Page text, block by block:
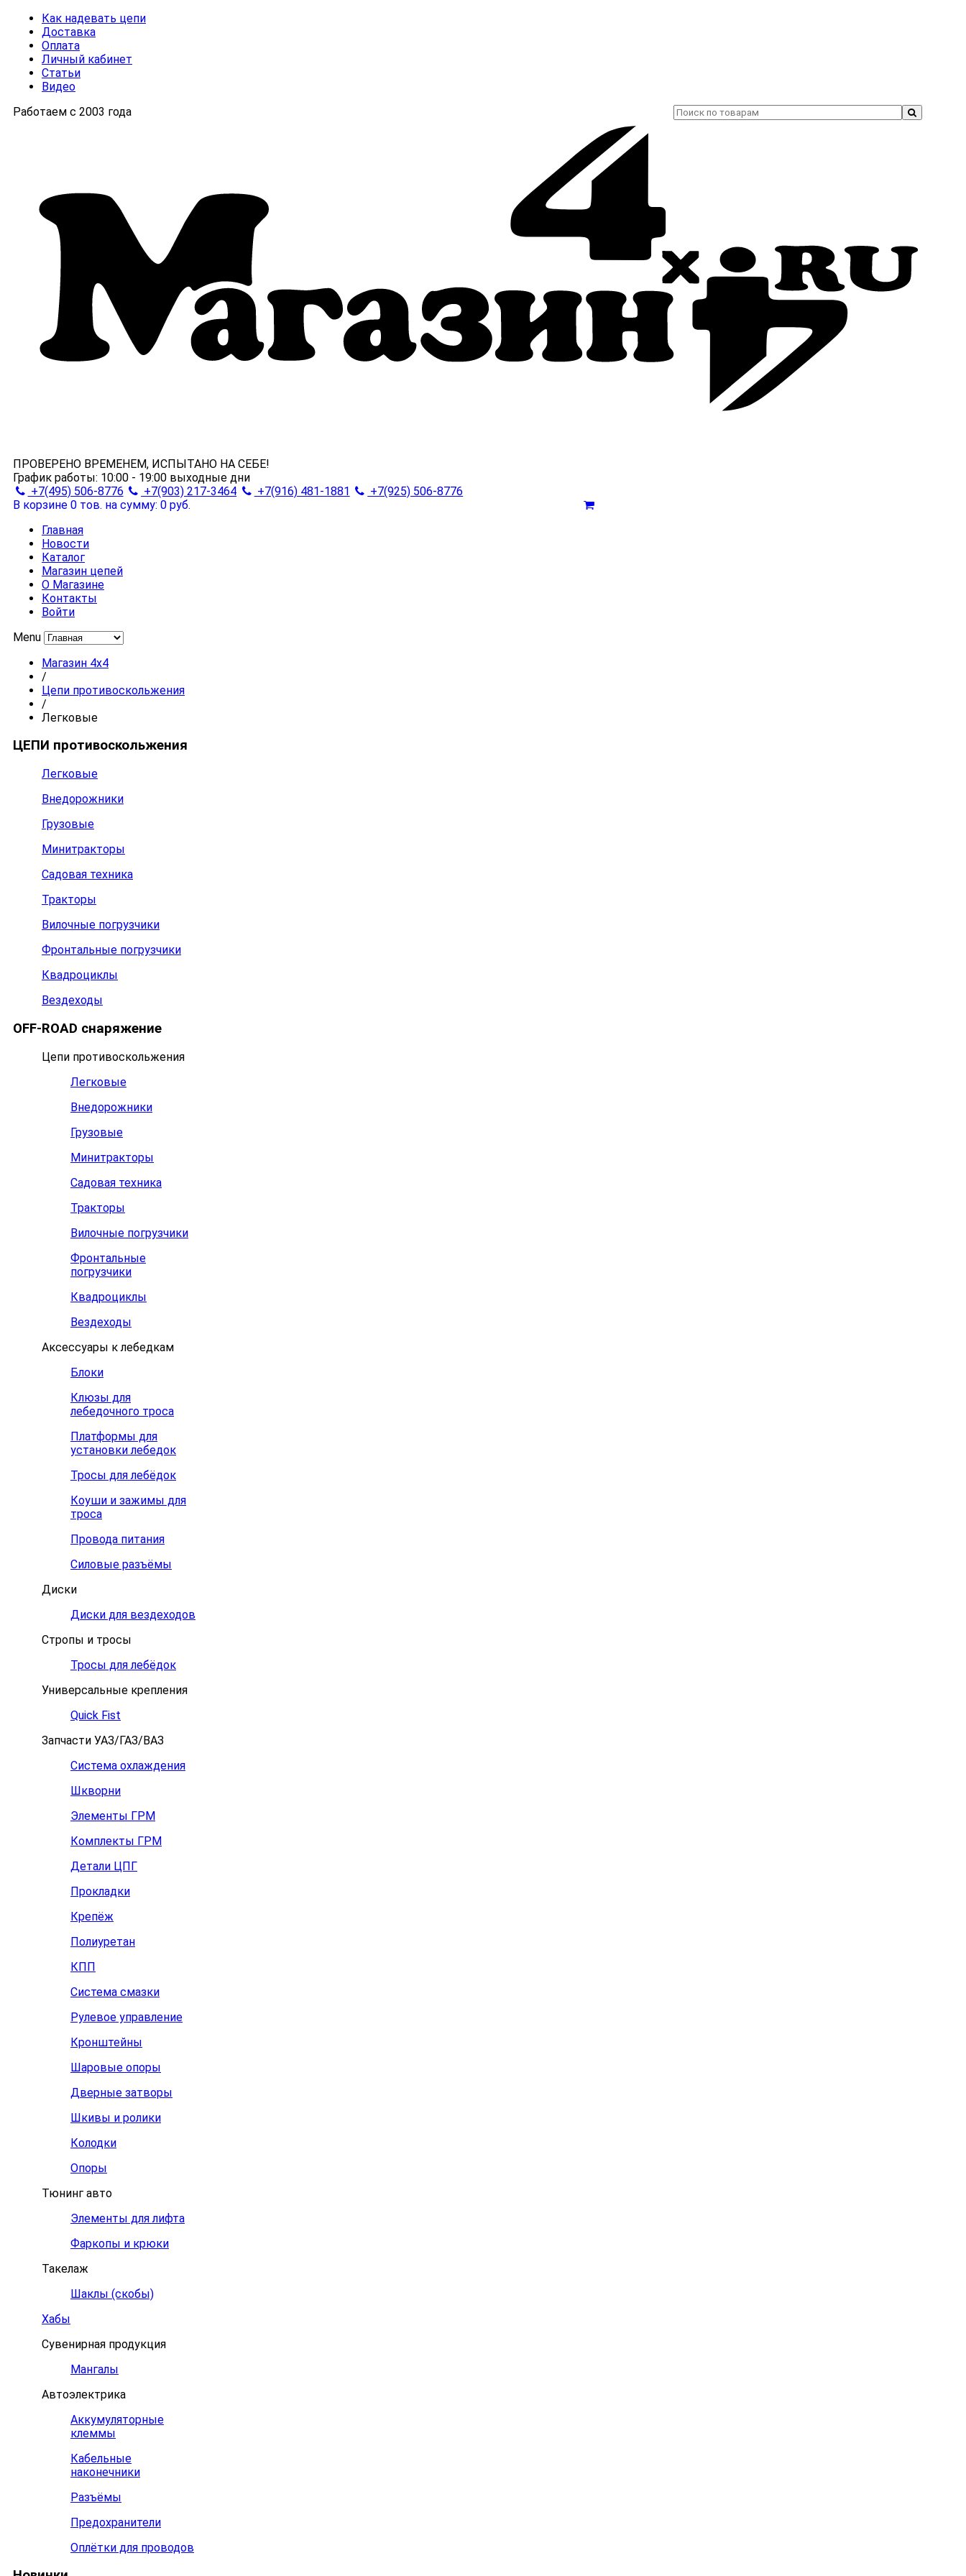
Как надевать цепи
Доставка
Оплата
Личный кабинет
Статьи
Видео
Работаем с 2003 года
ПРОВЕРЕНО ВРЕМЕНЕМ, ИСПЫТАНО НА СЕБЕ!
График работы: 10:00 - 19:00 выходные дни
+7(495) 506-8776
+7(903) 217-3464 +7(916) 481-1881
+7(925) 506-8776
В корзине 0 тов. на сумму: 0 руб.
Главная
Новости
Каталог
Магазин цепей
О Магазине
Контакты
Войти
Menu
Магазин 4x4
/
Цепи противоскольжения
/
Легковые
ЦЕПИ противоскольжения
Легковые
Внедорожники
Грузовые
Минитракторы
Садовая техника
Тракторы
Вилочные погрузчики
Фронтальные погрузчики
Квадроциклы
Вездеходы
OFF-ROAD снаряжение
Цепи противоскольжения
Легковые
Внедорожники
Грузовые
Минитракторы
Садовая техника
Тракторы
Вилочные погрузчики
Фронтальные
погрузчики
Квадроциклы
Вездеходы
Аксессуары к лебедкам
Блоки
Клюзы для
лебедочного троса
Платформы для
установки лебедок
Тросы для лебёдок
Коуши и зажимы для
троса
Провода питания
Силовые разъёмы
Диски
Диски для вездеходов
Стропы и тросы
Тросы для лебёдок
Универсальные крепления
Quick Fist
Запчасти УАЗ/ГАЗ/ВАЗ
Система охлаждения
Шкворни
Элементы ГРМ
Комплекты ГРМ
Детали ЦПГ
Прокладки
Крепёж
Полиуретан
КПП
Система смазки
Рулевое управление
Кронштейны
Шаровые опоры
Дверные затворы
Шкивы и ролики
Колодки
Опоры
Тюнинг авто
Элементы для лифта
Фаркопы и крюки
Такелаж
Шаклы (скобы)
Хабы
Сувенирная продукция
Мангалы
Автоэлектрика
Аккумуляторные
клеммы
Кабельные
наконечники
Разъёмы
Предохранители
Оплётки для проводов